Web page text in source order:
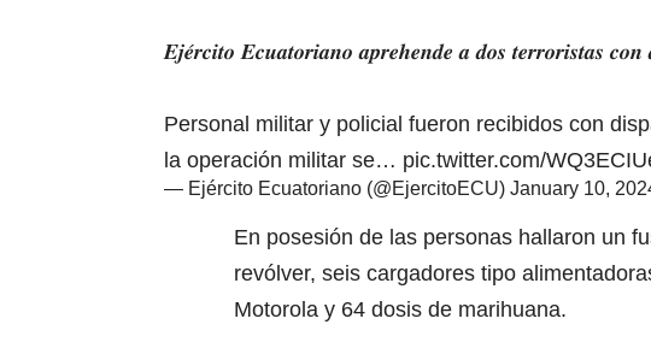
𝑬𝒋𝒆́𝒓𝒄𝒊𝒕𝒐 𝑬𝒄𝒖𝒂𝒕𝒐𝒓𝒊𝒂𝒏𝒐 𝒂𝒑𝒓𝒆𝒉𝒆𝒏𝒅𝒆 𝒂 𝒅𝒐𝒔 𝒕𝒆𝒓𝒓𝒐𝒓𝒊𝒔𝒕𝒂𝒔
Personal militar y policial fueron recibidos con
la operación militar se… pic.twitter.com/
— Ejército Ecuatoriano (@EjercitoECU) January 10,
En posesión de las personas hallaron un
revólver, seis cargadores tipo
Motorola y 64 dosis de marihuana.